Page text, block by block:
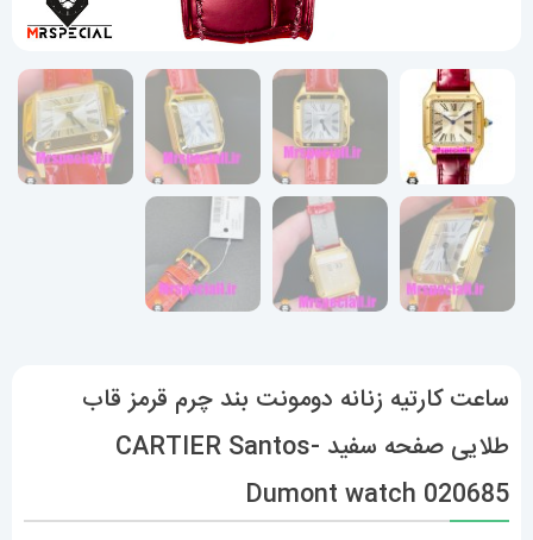
ساعت کارتیه زنانه دومونت بند چرم قرمز قاب
طلایی صفحه سفید CARTIER Santos-
Dumont watch 020685